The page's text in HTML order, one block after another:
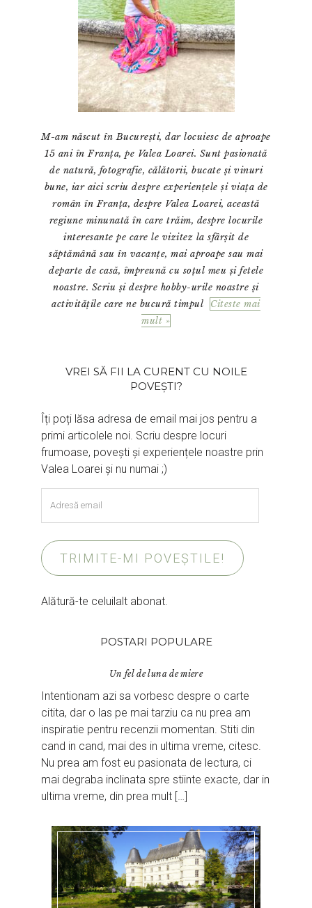
M-am născut în București, dar locuiesc de aproape
15 ani în Franța, pe Valea Loarei. Sunt pasionată
de natură, fotografie, călătorii, bucate și vinuri
bune, iar aici scriu despre experiențele și viața de
român în Franța, despre Valea Loarei, această
regiune minunată în care trăim, despre locurile
interesante pe care le vizitez la sfârșit de
săptămână sau în vacanțe, mai aproape sau mai
departe de casă, împreună cu soțul meu și fetele
noastre. Scriu și despre hobby-urile noastre și
activitățile care ne bucură timpul
Citeste mai
mult »
VREI SĂ FII LA CURENT CU NOILE
POVEȘTI?
Îți poți lăsa adresa de email mai jos pentru a
primi articolele noi. Scriu despre locuri
frumoase, povești și experiențele noastre prin
Valea Loarei și nu numai ;)
email
TRIMITE-MI POVEȘTILE!
Alătură-te celuilalt abonat.
POSTARI POPULARE
Un fel de luna de miere
Intentionam azi sa vorbesc despre o carte
citita, dar o las pe mai tarziu ca nu prea am
inspiratie pentru recenzii momentan. Stiti din
cand in cand, mai des in ultima vreme, citesc.
Nu prea am fost eu pasionata de lectura, ci
mai degraba inclinata spre stiinte exacte, dar in
ultima vreme, din prea mult […]